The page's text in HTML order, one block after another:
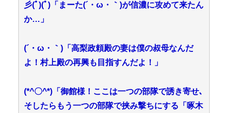
彡(ﾟ)(ﾟ)「まーた(´・ω・｀)が信濃に攻めて来たん
か…」
(´・ω・｀)「高梨政頼殿の妻は僕の叔母なんだ
よ！村上殿の再興も目指すんだよ！」
(*^〇^*)「御館様！ここは一つの部隊で誘き寄せ､
そしたらもう一つの部隊で挟み撃ちにする「啄木